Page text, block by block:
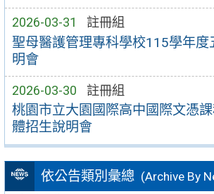
2026-03-31 註冊組
聖母醫護管理專科學校115學年度
明會
2026-03-30 註冊組
桃園市立大園國際高中國際文憑
體招生說明會
依公告類別彙總 (Archive By